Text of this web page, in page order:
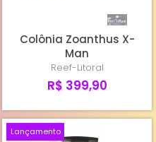
Colônia Zoanthus X-
Man
Reef-Litoral
R$ 399,90
Lançamento